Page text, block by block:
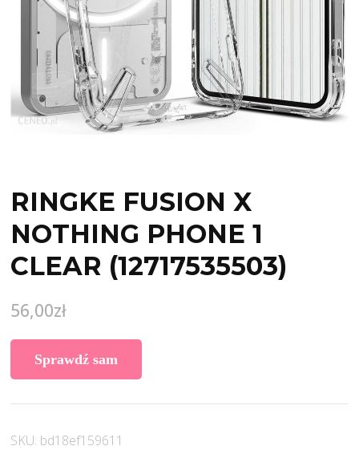
RINGKE FUSION X
NOTHING PHONE 1
CLEAR (12717535503)
56,00zł
Sprawdź sam
SKU: bd18ef159611